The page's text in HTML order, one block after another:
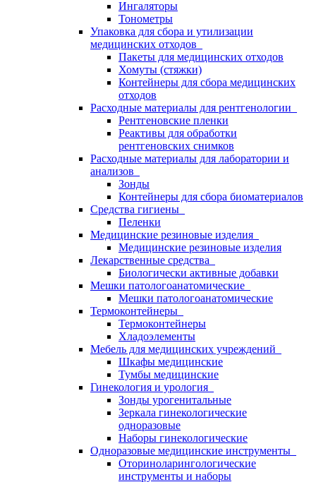
Ингаляторы
Тонометры
Упаковка для сбора и утилизации
медицинских отходов
Пакеты для медицинских отходов
Хомуты (стяжки)
Контейнеры для сбора медицинских
отходов
Расходные материалы для рентгенологии
Рентгеновские пленки
Реактивы для обработки
рентгеновских снимков
Расходные материалы для лаборатории и
анализов
Зонды
Контейнеры для сбора биоматериалов
Средства гигиены
Пеленки
Медицинские резиновые изделия
Медицинские резиновые изделия
Лекарственные средства
Биологически активные добавки
Мешки патологоанатомические
Мешки патологоанатомические
Термоконтейнеры
Термоконтейнеры
Хладоэлементы
Мебель для медицинских учреждений
Шкафы медицинские
Тумбы медицинские
Гинекология и урология
Зонды урогенитальные
Зеркала гинекологические
одноразовые
Наборы гинекологические
Одноразовые медицинские инструменты
Оториноларингологические
инструменты и наборы